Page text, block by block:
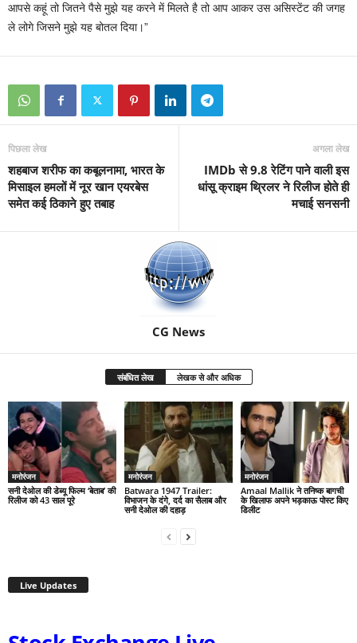
आपसे कहूं तो जितने पैसे मुझे यह करने में मिलते है तो आप आकर उस असिस्टेंट की जगह
ले लोगे जिसने मुझे यह बोतल दिया।”
पिछला लेख
शहबाज शरीफ का कबूलनामा, भारत के
मिसाइल हमलों में नूर खान एयरबेस
समेत कई ठिकाने हुए तबाह
अगला लेख
IMDb से 9.8 रेटिंग पाने वाली इस
धांसू क्राइम थ्रिलर ने रिलीज होते ही
मचाई सनसनी
CG News
संबंधित लेख लेखक से और अधिक
मनोरंजन
सनी देओल की डेब्यू फिल्म ‘बेताब’ की
रिलीज को 43 साल पूरे
मनोरंजन
Batwara 1947 Trailer:
विभाजन के दंगे, दर्द का सैलाब और
सनी देओल की दहाड़
मनोरंजन
Amaal Mallik ने तनिष्क बागची
के खिलाफ अपने भड़काऊ पोस्ट किए
डिलीट
Live Updates